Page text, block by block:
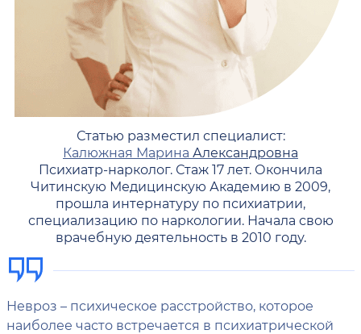
Статью разместил специалист:
Калюжная Марина Александровна
Психиатр-нарколог. Стаж 17 лет. Окончила
Читинскую Медицинскую Академию в 2009,
прошла интернатуру по психиатрии,
специализацию по наркологии. Начала свою
врачебную деятельность в 2010 году.
Невроз – психическое расстройство, которое
наиболее часто встречается в психиатрической